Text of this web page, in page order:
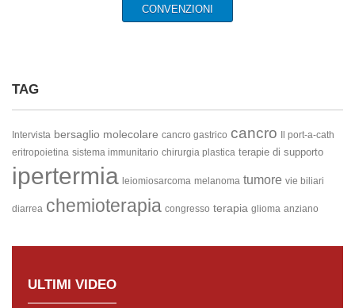
CONVENZIONI
TAG
Intervista bersaglio molecolare cancro gastrico cancro
Il port-a-cath
eritropoietina sistema immunitario chirurgia plastica terapie di supporto
ipertermia leiomiosarcoma melanoma tumore vie biliari
diarrea chemioterapia congresso terapia glioma anziano
ULTIMI VIDEO